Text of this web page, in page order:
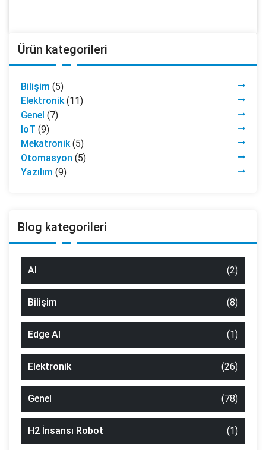
Ürün kategorileri
Bilişim (5)
Elektronik (11)
Genel (7)
IoT (9)
Mekatronik (5)
Otomasyon (5)
Yazılım (9)
Blog kategorileri
AI (2)
Bilişim (8)
Edge AI (1)
Elektronik (26)
Genel (78)
H2 İnsansı Robot (1)